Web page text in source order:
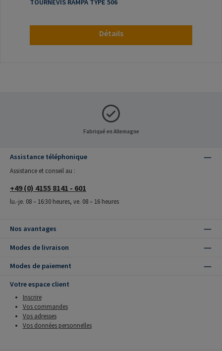
TOURNEVIS RAMPA TYPE 506
Détails
Fabriqué en Allemagne
Assistance téléphonique
Assistance et conseil au :
+49 (0) 4155 8141 - 601
lu.-je. 08 – 16:30 heures, ve. 08 – 16 heures
Nos avantages
Modes de livraison
Modes de paiement
Votre espace client
Inscrire
Vos commandes
Vos adresses
Vos données personnelles